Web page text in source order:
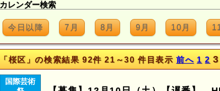
カレンダー検索
今日以降 7月 8月 9月 10月
「桜区」の検索結果 92件 21～30 件目表示 前へ 1 2 3
国際芸術